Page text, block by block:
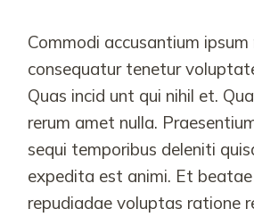
Commodi accusantium ipsum
consequatur tenetur
Quas incid unt qui nihil et.
rerum amet nulla.
sequi temporibus deleniti
expedita est animi. Et
repudiadae voluptas ratione